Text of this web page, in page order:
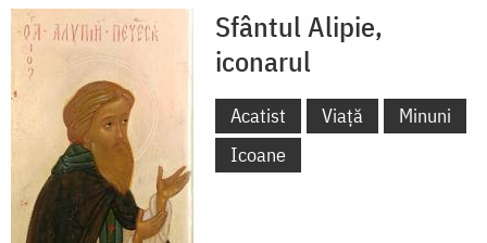
Sfântul Alipie,
iconarul
Acatist Viață
Minuni
Icoane